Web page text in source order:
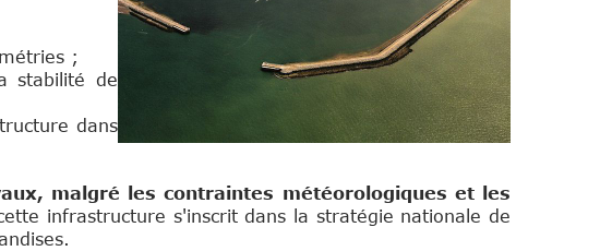
;
stabilité de
dans
malgré les contraintes météorologiques et les
infrastructure s'inscrit dans la stratégie nationale de